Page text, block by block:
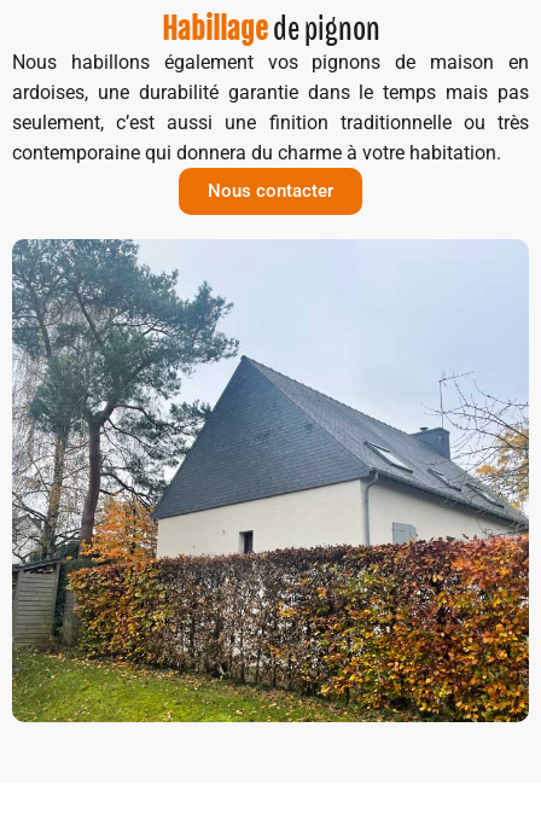
Habillagede pignon
Nous habillons également vos pignons de maison en
ardoises, une durabilité garantie dans le temps mais pas
seulement, c’est aussi une finition traditionnelle ou très
contemporaine qui donnera du charme à votre habitation.
Nous contacter